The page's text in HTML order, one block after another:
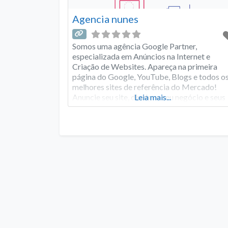
Agencia nunes
Somos uma agência Google Partner,
especializada em Anúncios na Internet e
Criação de Websites. Apareça na primeira
página do Google, YouTube, Blogs e todos
melhores sites de referência do Mercado!
Anuncie seu site, divulgue seu negócio e seus
serviços. Aumente suas vendas, exerça
Leia mais...